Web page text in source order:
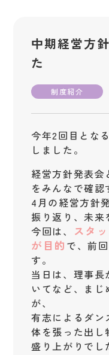
中期経営方
た
制度紹介
今年2回目とな
しました。
経営方針発表会
をみんなで確認
4月の経営方針
振り返り、未来
今回は、 スタ
が目的 で、前
す。
当日は、理事長
いてなど、ま
が、
有志によるダン
体を張った出し
盛り上がりでし